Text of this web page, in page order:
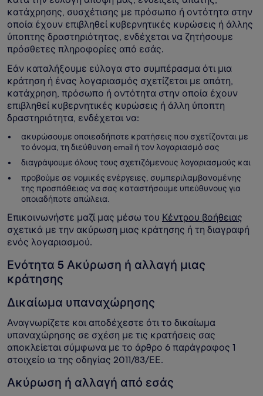
κατάχρησης, συσχέτισης με πρόσωπο ή οντότητα στην
οποία έχουν επιβληθεί κυβερνητικές κυρώσεις ή άλλης
ύποπτης δραστηριότητας, ενδέχεται να ζητήσουμε
πρόσθετες πληροφορίες από εσάς.
Εάν καταλήξουμε εύλογα στο συμπέρασμα ότι μια
κράτηση ή ένας λογαριασμός σχετίζεται με απάτη,
κατάχρηση, πρόσωπο ή οντότητα στην οποία έχουν
επιβληθεί κυβερνητικές κυρώσεις ή άλλη ύποπτη
δραστηριότητα, ενδέχεται να:
ακυρώσουμε οποιεσδήποτε κρατήσεις που σχετίζονται με
το όνομα, τη διεύθυνση email ή τον λογαριασμό σας
διαγράψουμε όλους τους σχετιζόμενους λογαριασμούς και
προβούμε σε νομικές ενέργειες, συμπεριλαμβανομένης
της προσπάθειας να σας καταστήσουμε υπεύθυνους για
οποιαδήποτε απώλεια.
Επικοινωνήστε μαζί μας μέσω του Κέντρου βοήθειας
σχετικά με την ακύρωση μιας κράτησης ή τη διαγραφή
ενός λογαριασμού.
Ενότητα 5 Ακύρωση ή αλλαγή μιας
κράτησης
Δικαίωμα υπαναχώρησης
Αναγνωρίζετε και αποδέχεστε ότι το δικαίωμα
υπαναχώρησης σε σχέση με τις κρατήσεις σας
αποκλείεται σύμφωνα με το άρθρο 6 παράγραφος 1
στοιχείο ια της οδηγίας 2011/83/ΕΕ.
Ακύρωση ή αλλαγή από εσάς